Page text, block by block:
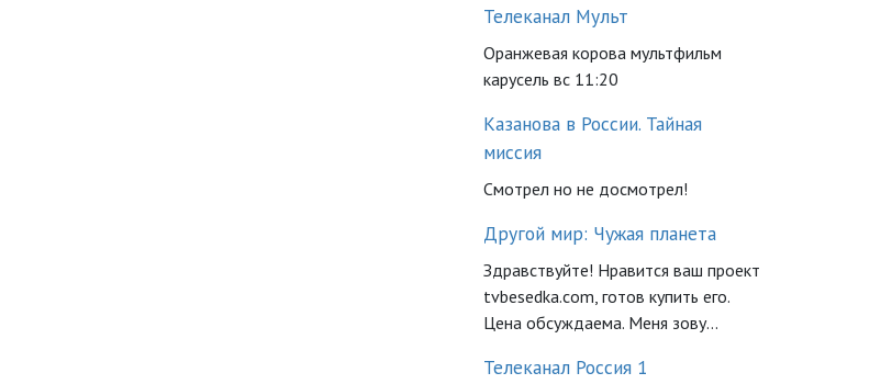
Телеканал Мульт
Оранжевая корова мультфильм
карусель вс 11:20
Казанова в России. Тайная
миссия
Смотрел но не досмотрел!
Другой мир: Чужая планета
Здравствуйте! Нравится ваш проект
tvbesedka.com, готов купить его.
Цена обсуждаема. Меня зову...
Телеканал Россия 1